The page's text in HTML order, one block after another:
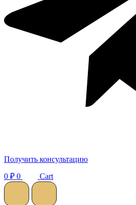
Получить консультацию
0 ₽ 0 Cart